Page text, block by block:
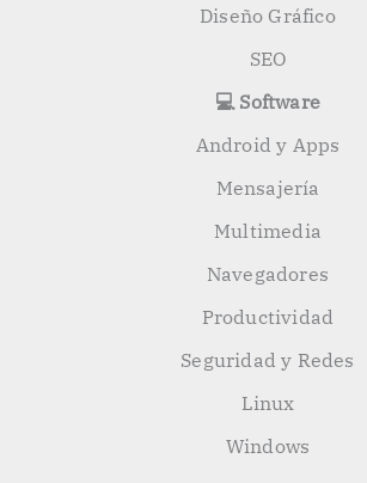
Diseño Gráfico
SEO
💻 Software
Android y Apps
Mensajería
Multimedia
Navegadores
Productividad
Seguridad y Redes
Linux
Windows